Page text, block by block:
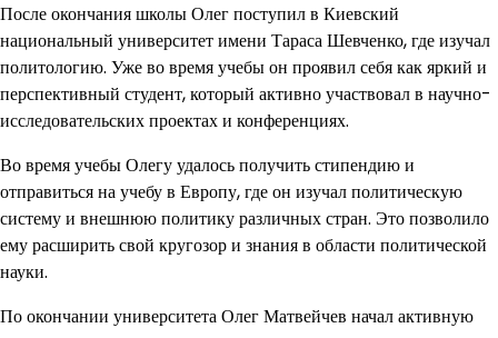
После окончания школы Олег поступил в Киевский
национальный университет имени Тараса Шевченко, где изучал
политологию. Уже во время учебы он проявил себя как яркий и
перспективный студент, который активно участвовал в научно-
исследовательских проектах и конференциях.
Во время учебы Олегу удалось получить стипендию и
отправиться на учебу в Европу, где он изучал политическую
систему и внешнюю политику различных стран. Это позволило
ему расширить свой кругозор и знания в области политической
науки.
По окончании университета Олег Матвейчев начал активную